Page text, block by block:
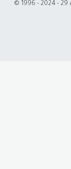
© 1996 - 2024 - 29